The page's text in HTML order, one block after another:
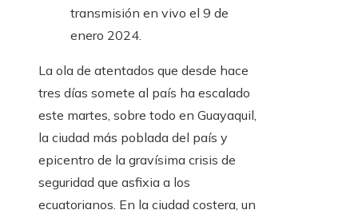
transmisión en vivo el 9 de
enero 2024.
La ola de atentados que desde hace
tres días somete al país ha escalado
este martes, sobre todo en Guayaquil,
la ciudad más poblada del país y
epicentro de la gravísima crisis de
seguridad que asfixia a los
ecuatorianos. En la ciudad costera, un